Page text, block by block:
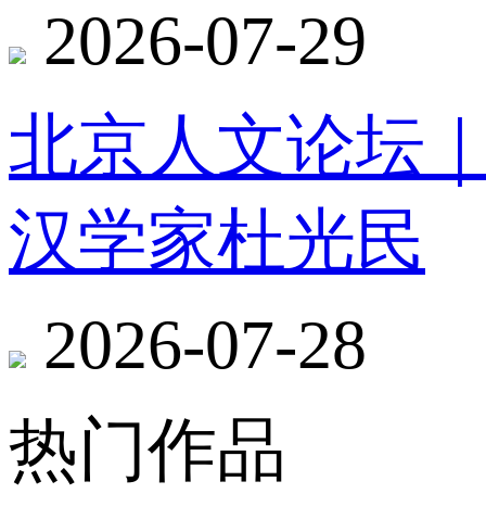
2026-07-29
北京人文论坛
汉学家杜光民
2026-07-28
热门作品